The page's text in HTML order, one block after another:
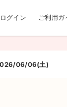
ログイン ご利用ガ
06/06(土)